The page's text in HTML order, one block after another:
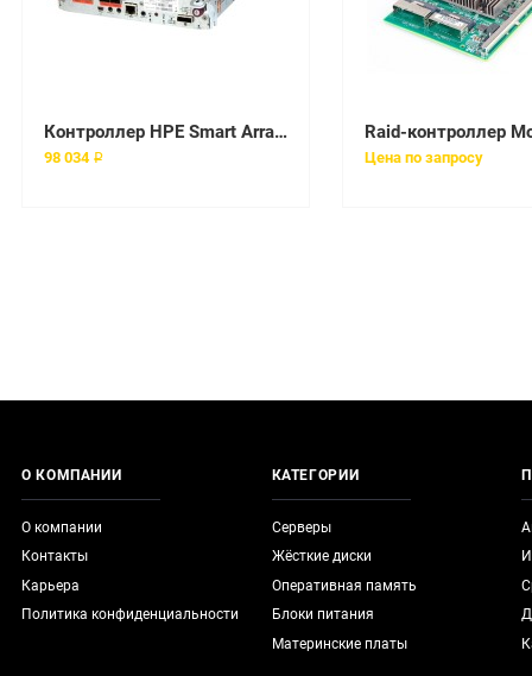
Контроллер HPE Smart Array P816i-a SR Gen10 LH/4GB Cache(no batt. Incl.)/12G/4 int. mini-SAS/AROC/RAID 0,1,5,6,10,50,60/SmartCache (requires 875241-B21)
98 034 ₽ Цена по запросу
О КОМПАНИИ
О компании
Контакты
Карьера
Политика конфиденциальности
КАТЕГОРИИ
Серверы
Жёсткие диски
Оперативная память
Блоки питания
Материнские платы